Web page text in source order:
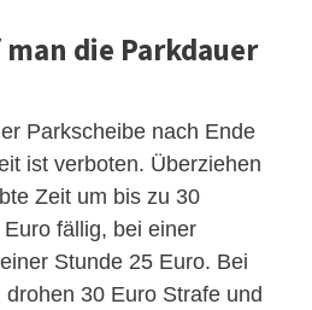
die Parkdauer
Parkscheibe nach Ende
ist verboten. Überziehen
Zeit um bis zu 30
fällig, bei einer
Stunde 25 Euro. Bei
30 Euro Strafe und